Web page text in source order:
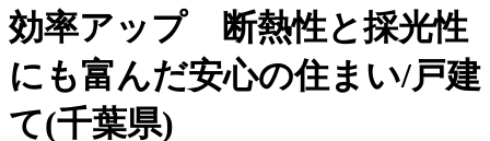
効率アップ 断熱性と採光性
にも富んだ安心の住まい/戸建
て(千葉県)